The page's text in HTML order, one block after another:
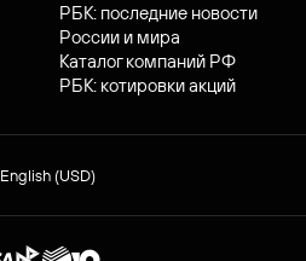
РБК: последние новости
России и мира
Каталог компаний РФ
РБК: котировки акций
English (USD)